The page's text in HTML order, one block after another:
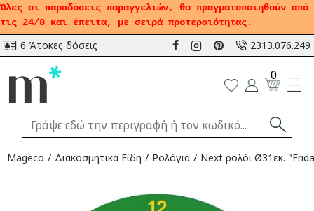
Όλες οι παραδόσεις παραγγελιών, θα πραγματοποιηθούν από
τις 24/8 και έπειτα, με σειρά προτεραιότητας.
6 Άτοκες δόσεις 2313.076.249
0
Mageco Διακοσμητικά Είδη Ρολόγια Νext ρολόι Ø31εκ.